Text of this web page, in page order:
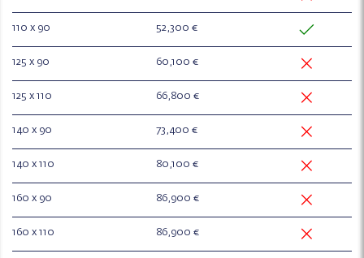
110 x 90 52,300 €
125 x 90 60,100 €
125 x 110 66,800 €
140 x 90 73,400 €
140 x 110 80,100 €
160 x 90 86,900 €
160 x 110 86,900 €